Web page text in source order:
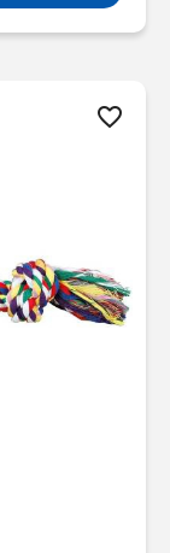
favorite_border